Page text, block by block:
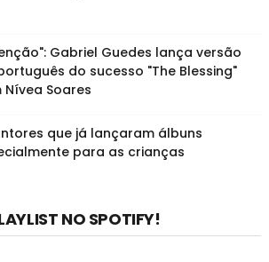
Gabriel Guedes lança versão
do sucesso "The Blessing"
Nívea Soares
que já lançaram álbuns
para as crianças
NO SPOTIFY!